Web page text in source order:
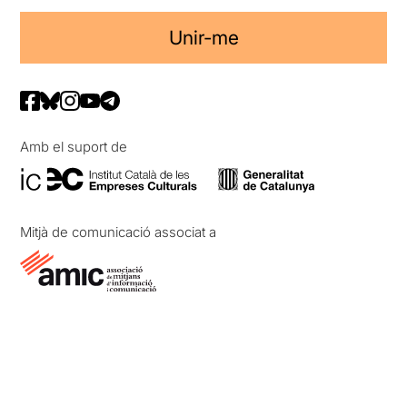
Unir-me
Amb el suport de
Mitjà de comunicació associat a